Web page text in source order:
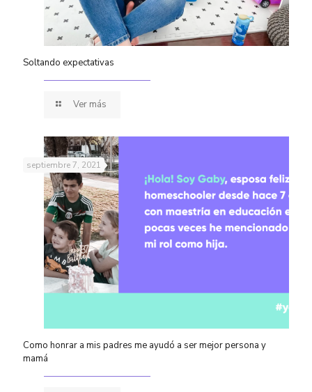
Soltando expectativas
Ver más
septiembre 7, 2021
Como honrar a mis padres me ayudó a ser mejor persona y
mamá